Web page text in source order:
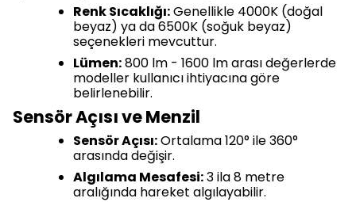
Renk Sıcaklığı:Genellikle 4000K (doğal
beyaz) ya da 6500K (soğuk beyaz)
seçenekleri mevcuttur.
Lümen:800 lm - 1600 lm arası değerlerde
modeller kullanıcı ihtiyacına göre
belirlenebilir.
Sensör Açısı ve Menzil
Sensör Açısı:Ortalama 120° ile 360°
arasında değişir.
Algılama Mesafesi:3 ila 8 metre
aralığında hareket algılayabilir.